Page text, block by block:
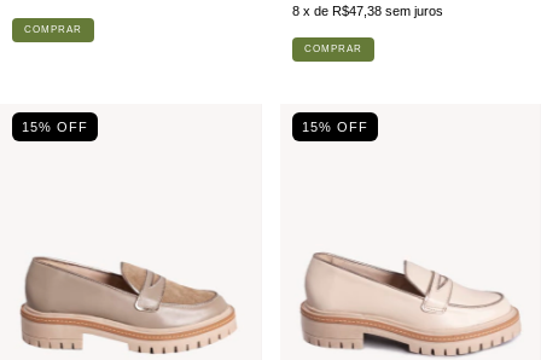
COMPRAR
8 x de R$47,38 sem juros
COMPRAR
15% OFF 15% OFF